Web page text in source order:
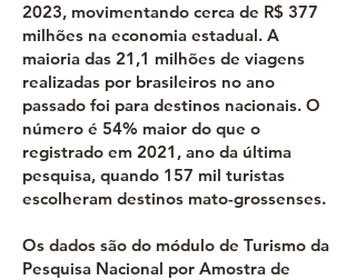
2023, movimentando cerca de R$ 377
milhões na economia estadual. A
maioria das 21,1 milhões de viagens
realizadas por brasileiros no ano
passado foi para destinos nacionais. O
número é 54% maior do que o
registrado em 2021, ano da última
pesquisa, quando 157 mil turistas
escolheram destinos mato-grossenses.
Os dados são do módulo de Turismo da
Pesquisa Nacional por Amostra de